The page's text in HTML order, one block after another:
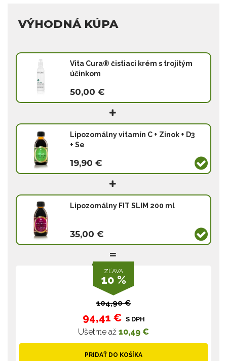
VÝHODNÁ KÚPA
Vita Cura® čistiaci krém s trojitým
účinkom
50,00 €
Lipozomálny vitamín C + Zinok + D3
+ Se
19,90 €
Lipozomálny FIT SLIM 200 ml
35,00 €
ZĽAVA
10 %
104,90 €
94,41 € S DPH
Ušetríte až 10,49 €
PRIDAŤ DO KOŠÍKA